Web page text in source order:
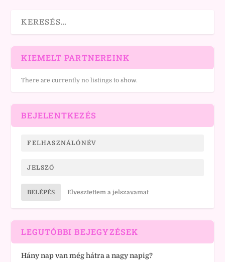
KIEMELT PARTNEREINK
There are currently no listings to show.
BEJELENTKEZÉS
BELÉPÉS Elvesztettem a jelszavamat
LEGUTÓBBI BEJEGYZÉSEK
Hány nap van még hátra a nagy napig?